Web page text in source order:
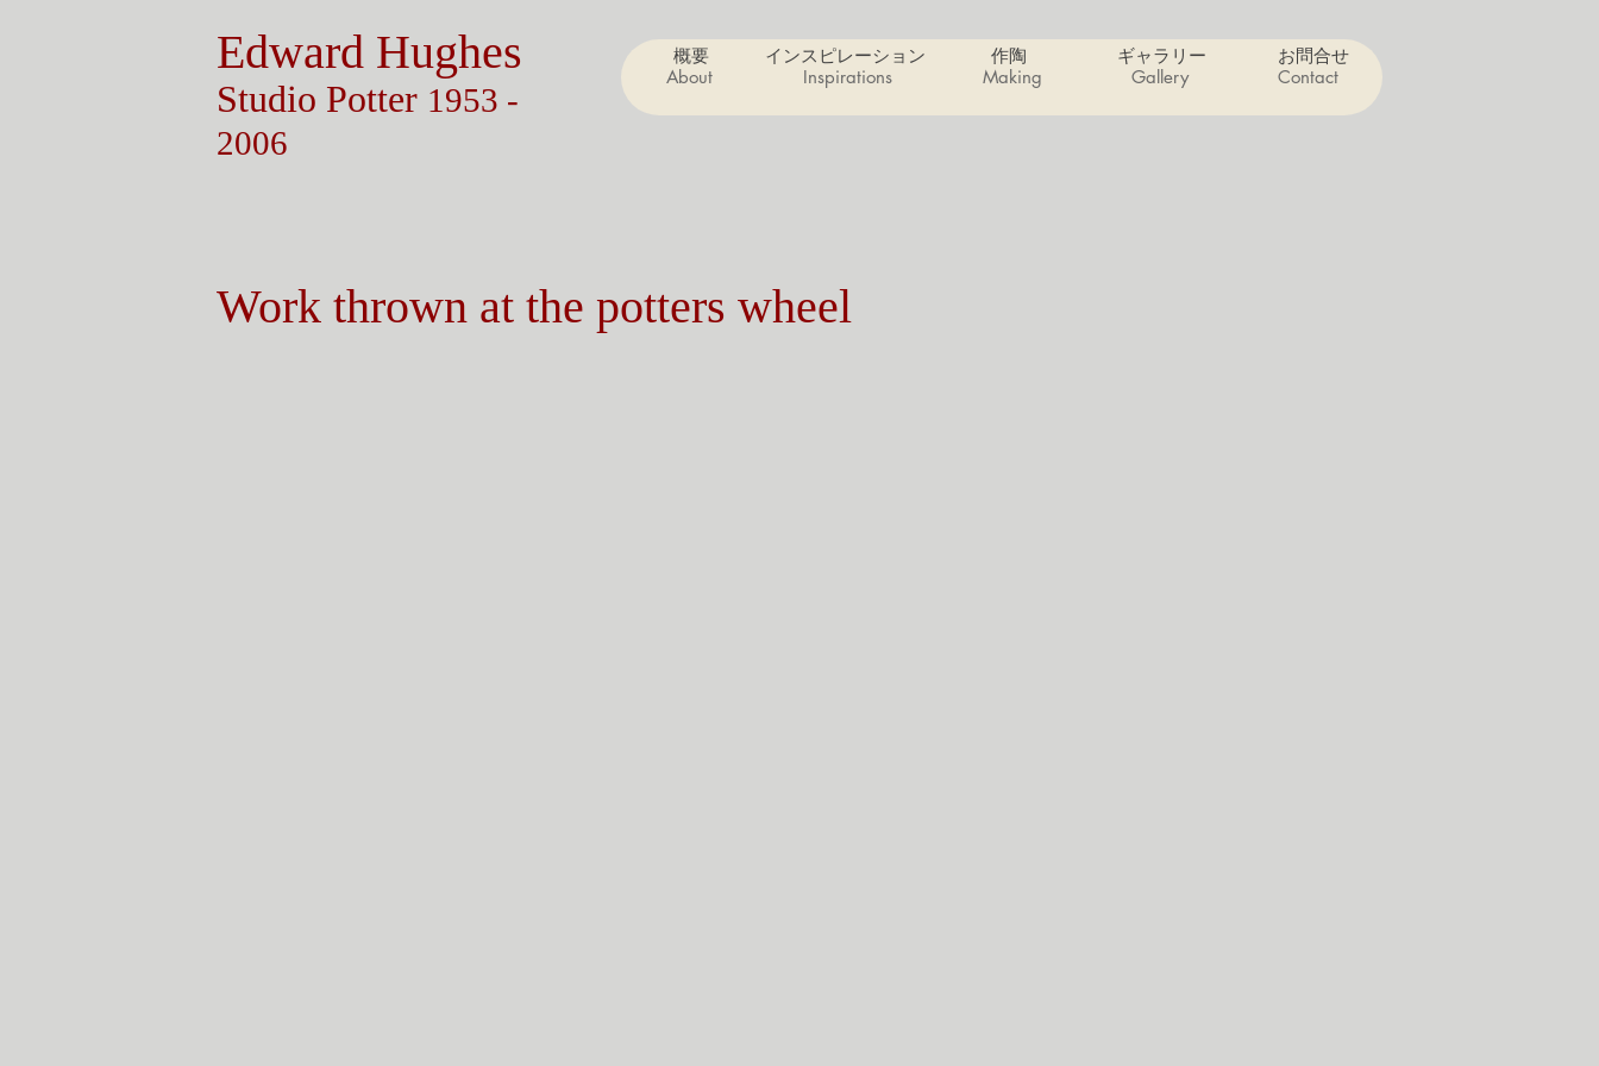
Edward Hughes
Studio Potter 1953 -
2006
About Inspirations Making Gallery Contact
概要 インスピレーション 作陶 ギャラリー お問合せ
Work thrown at the potters wheel